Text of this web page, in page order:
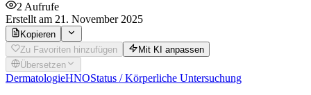
2 Aufrufe
Erstellt am 21. November 2025
Kopieren
Zu Favoriten hinzufügen
Mit KI anpassen
Übersetzen
DermatologieHNOStatus / Körperliche Untersuchung